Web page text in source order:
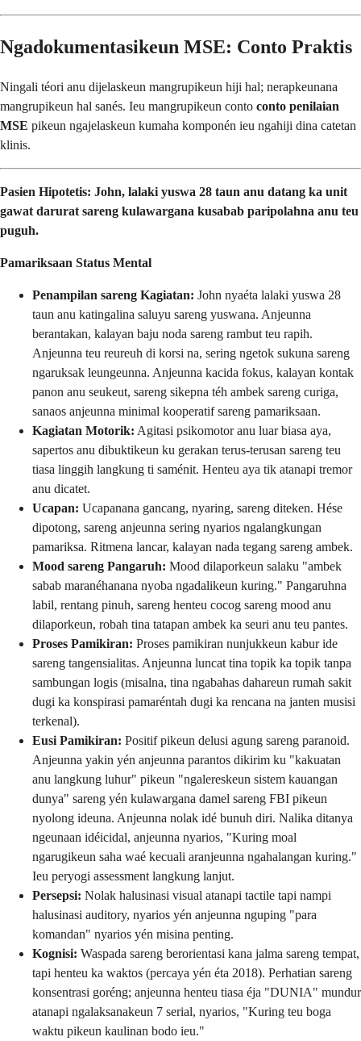
Ngadokumentasikeun MSE: Conto Praktis
Ningali téori anu dijelaskeun mangrupikeun hiji hal; nerapkeunana
mangrupikeun hal sanés. Ieu mangrupikeun conto conto penilaian
MSE pikeun ngajelaskeun kumaha komponén ieu ngahiji dina catetan
klinis.
Pasien Hipotetis: John, lalaki yuswa 28 taun anu datang ka unit
gawat darurat sareng kulawargana kusabab paripolahna anu teu
puguh.
Pamariksaan Status Mental
Penampilan sareng Kagiatan: John nyaéta lalaki yuswa 28
taun anu katingalina saluyu sareng yuswana. Anjeunna
berantakan, kalayan baju noda sareng rambut teu rapih.
Anjeunna teu reureuh di korsi na, sering ngetok sukuna sareng
ngaruksak leungeunna. Anjeunna kacida fokus, kalayan kontak
panon anu seukeut, sareng sikepna téh ambek sareng curiga,
sanaos anjeunna minimal kooperatif sareng pamariksaan.
Kagiatan Motorik: Agitasi psikomotor anu luar biasa aya,
sapertos anu dibuktikeun ku gerakan terus-terusan sareng teu
tiasa linggih langkung ti saménit. Henteu aya tik atanapi tremor
anu dicatet.
Ucapan: Ucapanana gancang, nyaring, sareng diteken. Hése
dipotong, sareng anjeunna sering nyarios ngalangkungan
pamariksa. Ritmena lancar, kalayan nada tegang sareng ambek.
Mood sareng Pangaruh: Mood dilaporkeun salaku "ambek
sabab maranéhanana nyoba ngadalikeun kuring." Pangaruhna
labil, rentang pinuh, sareng henteu cocog sareng mood anu
dilaporkeun, robah tina tatapan ambek ka seuri anu teu pantes.
Proses Pamikiran: Proses pamikiran nunjukkeun kabur ide
sareng tangensialitas. Anjeunna luncat tina topik ka topik tanpa
sambungan logis (misalna, tina ngabahas dahareun rumah sakit
dugi ka konspirasi pamaréntah dugi ka rencana na janten musisi
terkenal).
Eusi Pamikiran: Positif pikeun delusi agung sareng paranoid.
Anjeunna yakin yén anjeunna parantos dikirim ku "kakuatan
anu langkung luhur" pikeun "ngalereskeun sistem kauangan
dunya" sareng yén kulawargana damel sareng FBI pikeun
nyolong ideuna. Anjeunna nolak idé bunuh diri. Nalika ditanya
ngeunaan idéicidal, anjeunna nyarios, "Kuring moal
ngarugikeun saha waé kecuali aranjeunna ngahalangan kuring."
Ieu peryogi assessment langkung lanjut.
Persepsi: Nolak halusinasi visual atanapi tactile tapi nampi
halusinasi auditory, nyarios yén anjeunna nguping "para
komandan" nyarios yén misina penting.
Kognisi: Waspada sareng berorientasi kana jalma sareng tempat,
tapi henteu ka waktos (percaya yén éta 2018). Perhatian sareng
konsentrasi goréng; anjeunna henteu tiasa éja "DUNIA" mundur
atanapi ngalaksanakeun 7 serial, nyarios, "Kuring teu boga
waktu pikeun kaulinan bodo ieu."